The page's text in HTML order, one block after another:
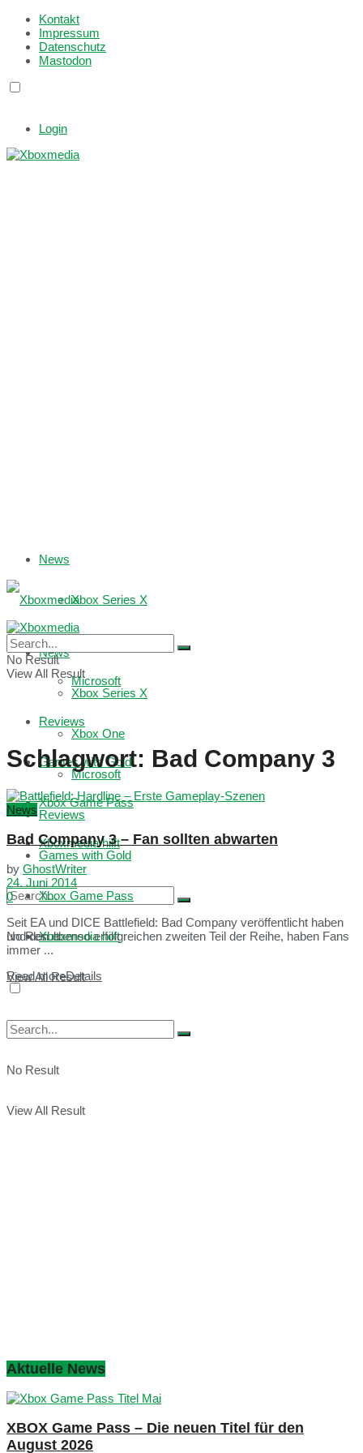
Kontakt
Impressum
Datenschutz
Mastodon
Login
News
Xbox Series X
Microsoft
Reviews
Games with Gold
Xbox Game Pass
Xboxmedia hilft
No Result
View All Result
News
Xbox Series X
Xbox One
Microsoft
Reviews
Games with Gold
Xbox Game Pass
Xboxmedia hilft
No Result
View All Result
No Result
View All Result
Schlagwort: Bad Company 3
News
Bad Company 3 – Fan sollten abwarten
by GhostWriter
24. Juni 2014
0
Seit EA und DICE Battlefield: Bad Company veröffentlicht haben
und den ebenso erfolgreichen zweiten Teil der Reihe, haben Fans
immer ...
Read moreDetails
Aktuelle News
XBOX Game Pass – Die neuen Titel für den
August 2026